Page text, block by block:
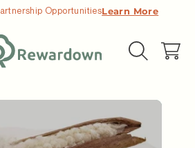
OpportunitiesLearn More
Chariot